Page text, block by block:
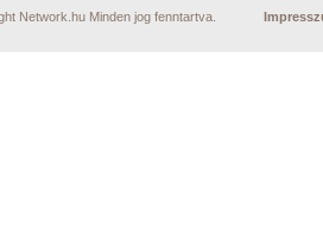
Network.hu Minden jog fenntartva.